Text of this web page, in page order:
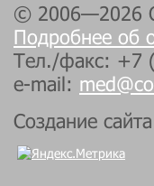
© 2006—2026
Подробнее об
Тел./факс: +7
e-mail:
Создание